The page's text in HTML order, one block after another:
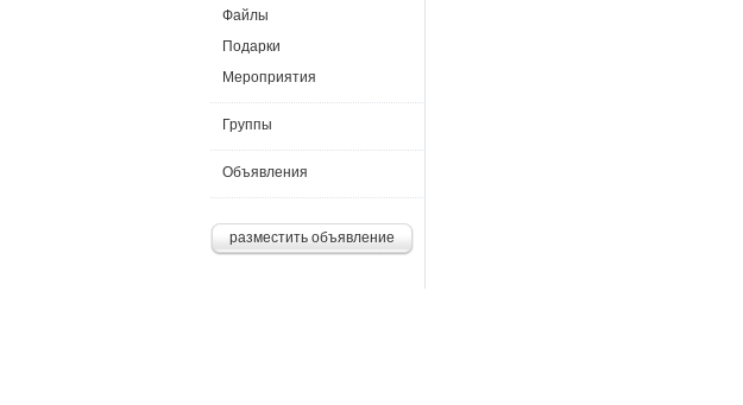
Файлы
Подарки
Мероприятия
Группы
Объявления
разместить объявление